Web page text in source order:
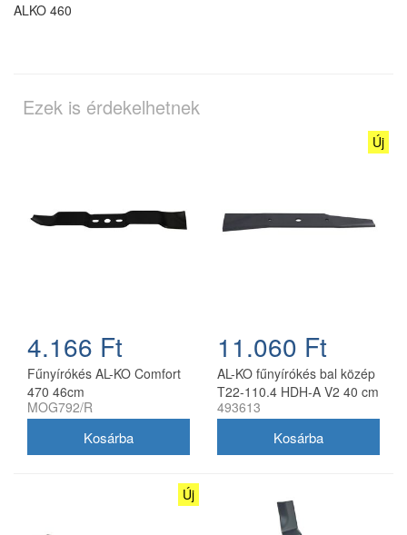
ALKO 460
Ezek is érdekelhetnek
4.166 Ft
Fűnyírókés AL-KO Comfort
470 46cm
MOG792/R
Új
11.060 Ft
AL-KO fűnyírókés bal közép
T22-110.4 HDH-A V2 40 cm
493613
Új